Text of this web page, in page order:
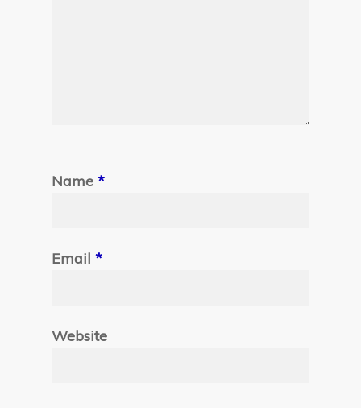
Name *
Email *
Website